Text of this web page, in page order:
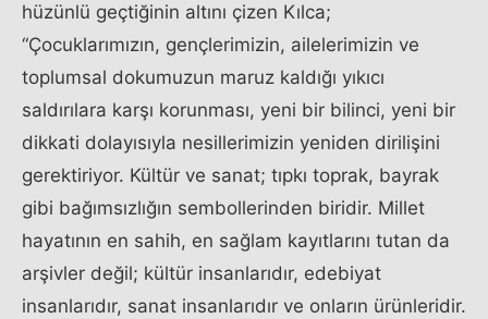
hüzünlü geçtiğinin altını çizen Kılca;
“Çocuklarımızın, gençlerimizin, ailelerimizin ve
toplumsal dokumuzun maruz kaldığı yıkıcı
saldırılara karşı korunması, yeni bir bilinci, yeni bir
dikkati dolayısıyla nesillerimizin yeniden dirilişini
gerektiriyor. Kültür ve sanat; tıpkı toprak, bayrak
gibi bağımsızlığın sembollerinden biridir. Millet
hayatının en sahih, en sağlam kayıtlarını tutan da
arşivler değil; kültür insanlarıdır, edebiyat
insanlarıdır, sanat insanlarıdır ve onların ürünleridir.